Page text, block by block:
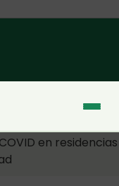
al Gobierno
en residencias